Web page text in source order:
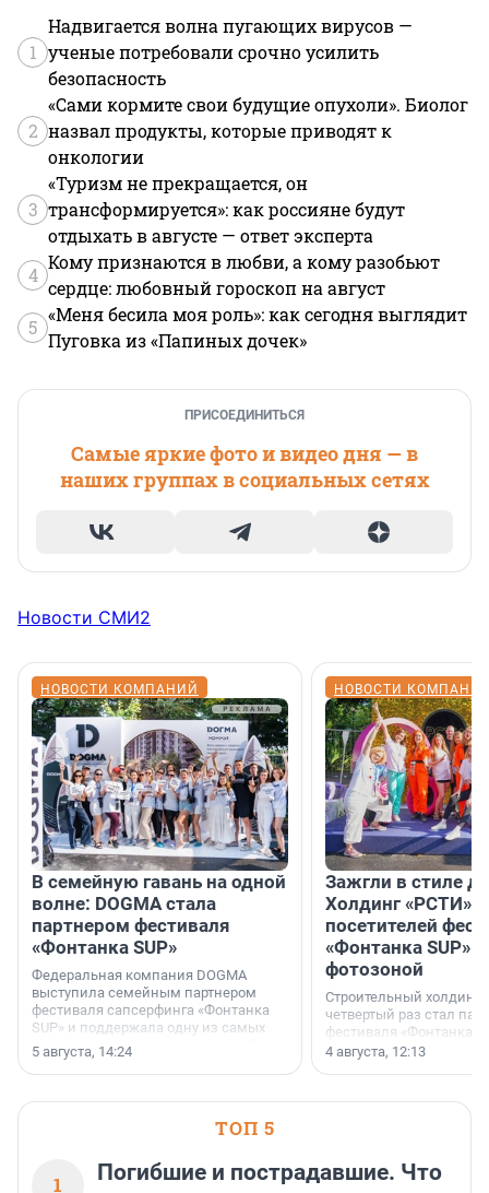
1
Надвигается волна пугающих вирусов —
ученые потребовали срочно усилить
безопасность
2
«Сами кормите свои будущие опухоли». Биолог
назвал продукты, которые приводят к
онкологии
3
«Туризм не прекращается, он
трансформируется»: как россияне будут
отдыхать в августе — ответ эксперта
4
Кому признаются в любви, а кому разобьют
сердце: любовный гороскоп на август
5
«Меня бесила моя роль»: как сегодня выглядит
Пуговка из «Папиных дочек»
ПРИСОЕДИНИТЬСЯ
Самые яркие фото и видео дня — в
наших группах в социальных сетях
Новости СМИ2
НОВОСТИ КОМПАНИЙ
В семейную гавань на одной
волне: DOGMA стала
партнером фестиваля
«Фонтанка SUP»
Федеральная компания DOGMA
выступила семейным партнером
фестиваля сапсерфинга «Фонтанка
SUP» и поддержала одну из самых
ярких и романтичных номинаций —
«SUP-свадьба».
5 августа, 14:24
НОВОСТИ
Зажгли в стиле
Холдинг «РСТИ»
посетителей
«Фонтанка SUP»
фотозоной
Строительный холдинг
четвертый раз стал
фестиваля «Фонтанка
раз компания
посетителям
4 августа, 12:13
ТОП 5
1
Погибшие и пострадавшие. Что